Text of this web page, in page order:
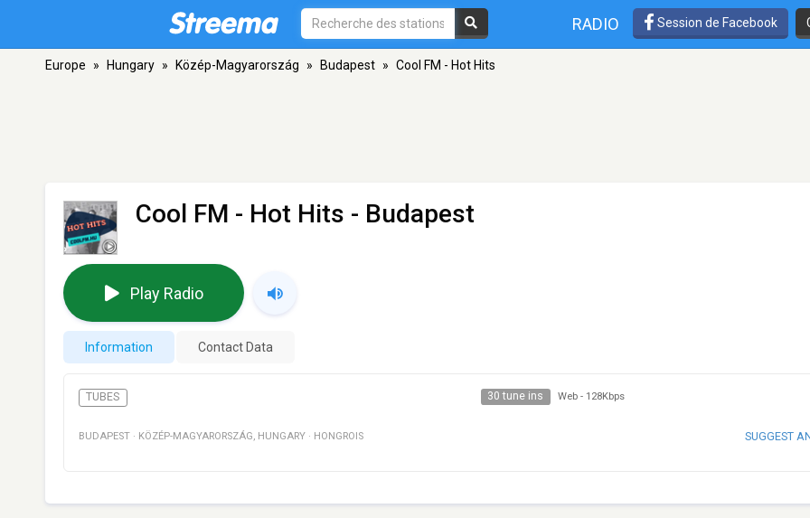
RADIO Session de Facebook
Europe » Hungary » Közép-Magyarország » Budapest » Cool FM - Hot Hits
Cool FM - Hot Hits - Budapest
Play Radio
Information Contact Data
TUBES 30 tune ins Web - 128Kbps
BUDAPEST · KÖZÉP-MAGYARORSZÁG, HUNGARY · HONGROIS SUGGEST